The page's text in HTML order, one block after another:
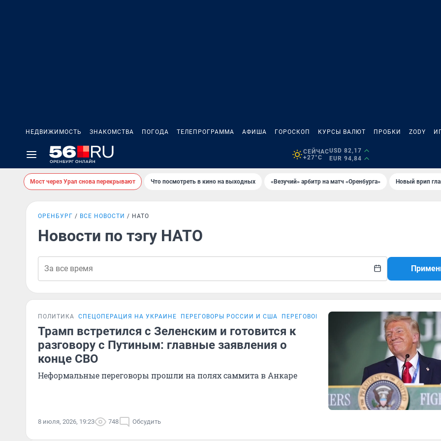
НЕДВИЖИМОСТЬ ЗНАКОМСТВА ПОГОДА ТЕЛЕПРОГРАММА АФИША ГОРОСКОП КУРСЫ ВАЛЮТ ПРОБКИ ZODY
СЕЙЧАС
+27°C
USD 82,17
EUR 94,84
Мост через Урал снова перекрывают Что посмотреть в кино на выходных «Везучий» арбитр на матч «Оренбурга» Новый врип
ОРЕНБУРГ ВСЕ НОВОСТИ НАТО
Новости по тэгу НАТО
ПОЛИТИКА СПЕЦОПЕРАЦИЯ НА УКРАИНЕ ПЕРЕГОВОРЫ РОССИИ И США ПЕРЕГОВОРЫ РОССИИ И УКРАИНЫ
Трамп встретился с Зеленским и готовится к
разговору с Путиным: главные заявления о
конце СВО
Неформальные переговоры прошли на полях саммита в Анкаре
8 июля, 2026, 19:23 748 Обсудить